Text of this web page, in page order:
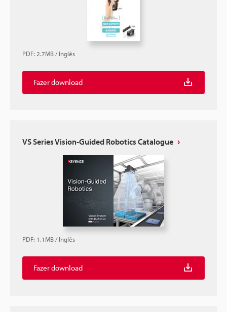
PDF: 2.7MB/Inglês
Fazer download
VS Series Vision-Guided Robotics Catalogue
PDF: 1.1MB/Inglês
Fazer download